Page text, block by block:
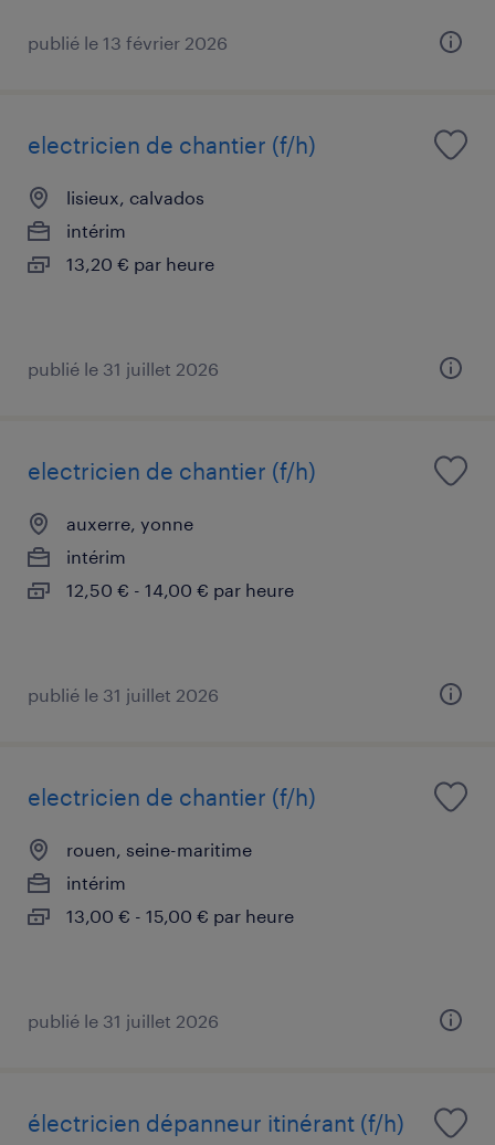
publié le 13 février 2026
electricien de chantier (f/h)
lisieux, calvados
intérim
13,20 € par heure
publié le 31 juillet 2026
electricien de chantier (f/h)
auxerre, yonne
intérim
12,50 € - 14,00 € par heure
publié le 31 juillet 2026
electricien de chantier (f/h)
rouen, seine-maritime
intérim
13,00 € - 15,00 € par heure
publié le 31 juillet 2026
électricien dépanneur itinérant (f/h)